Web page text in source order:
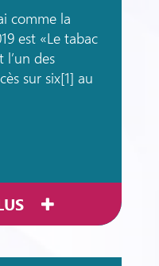
comme la
est «Le tabac
des
sur six[1] au